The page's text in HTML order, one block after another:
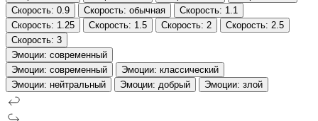
Скорость: 0.9
Скорость: обычная
Скорость: 1.1
Скорость: 1.25
Скорость: 1.5 Скорость: 2
Скорость: 2.5
Скорость: 3
Эмоции: cовременный
Эмоции: cовременный
Эмоции: классический
Эмоции: нейтральный
Эмоции: добрый Эмоции: злой